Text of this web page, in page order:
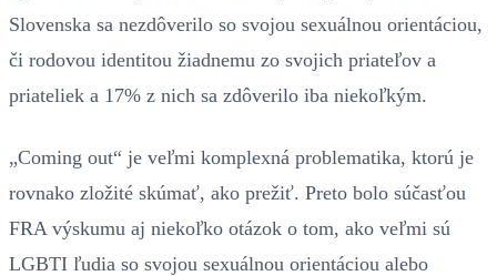
Slovenska sa nezdôverilo so svojou sexuálnou orientáciou,
či rodovou identitou žiadnemu zo svojich priateľov a
priateliek a 17% z nich sa zdôverilo iba niekoľkým.
„Coming out“ je veľmi komplexná problematika, ktorú je
rovnako zložité skúmať, ako prežiť. Preto bolo súčasťou
FRA výskumu aj niekoľko otázok o tom, ako veľmi sú
LGBTI ľudia so svojou sexuálnou orientáciou alebo